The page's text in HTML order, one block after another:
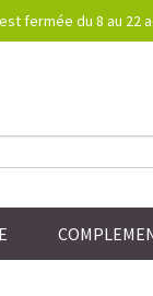
fermée du 8 au 22